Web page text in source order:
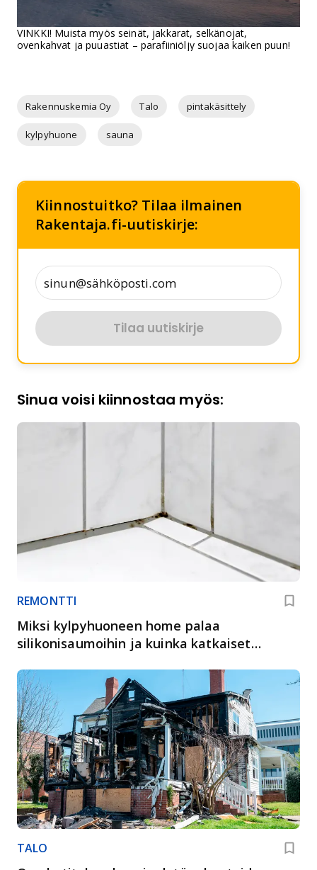
VINKKI! Muista myös seinät, jakkarat, selkänojat,
ovenkahvat ja puuastiat – parafiiniöljy suojaa kaiken puun!
Rakennuskemia Oy Talo pintakäsittely
kylpyhuone sauna
Kiinnostuitko? Tilaa ilmainen
Rakentaja.fi-uutiskirje:
Tilaa uutiskirje
Sinua voisi kiinnostaa myös:
REMONTTI
Miksi kylpyhuoneen home palaa
silikonisaumoihin ja kuinka katkaiset
TALO